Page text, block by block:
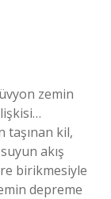
zemin
taşınan kil,
akış
birikmesiyle
depreme